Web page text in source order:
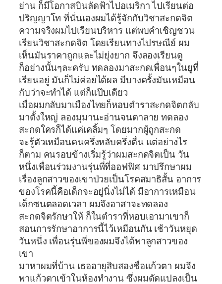
ย่าน ก็มีโอกาสบินลัดฟ้าไปอเมริกา ไปเรียนต่อ
ปริญญาโท ที่นั่นเองผมได้รู้จักกับวิชาสะกดจิต
ความจริงผมไปเรียนบริหาร แต่พบคำเชิญชวน
เรียนวิชาสะกดจิต โดยเรียนทางไปรษณีย์ ผม
เห็นมันราคาถูกและไม่ยุ่งยาก จึงลองเรียนดู
ก็อย่างนั้นๆละครับ ทดลองมาสะกดเพื่อนๆในยูที่
เรียนอยู่ มันก็ไม่ค่อยได้ผล มีบางครั้งมันเหมือน
กับว่าจะทำได้ แต่ก็แป๊บเดียว
เมื่อผมกลับมาเมืองไทยก็หอบตำราสะกดจิตกลับ
มาตั้งใหญ่ ลองมุมานะอ่านจนตาลาย ทดลอง
สะกดใครก็ได้แค่เคลิ้มๆ โดยมากผู้ถูกสะกด
จะรู้ตัวเหมือนคนครึ่งหลับครึ่งตื่น แต่อย่างไร
ก็ตาม คนรอบข้างเริ่มรู้ว่าผมสะกดจิตเป็น วัน
หนึ่งเพื่อนร่วมงานรุ่นพี่ที่ออฟฟิศ มาปรึกษาผม
เรื่องลูกสาวของเขาป่วยเป็นโรคสมาธิสั้น อาการ
ของโรคนี้คือเด็กจะอยู่นิ่งไม่ได้ มีอาการเหมือน
เด็กซนตลอดเวลา ผมจึงอาสาจะทดลอง
สะกดจิตรักษาให้ ก็ในตำราที่หอบเอามาเขาก็
สอนการรักษาอาการนี้ไว้เหมือนกัน เช้าวันหยุด
วันหนึ่ง เพื่อนรุ่นพี่ของผมจึงได้พาลูกสาวของ
เขา
มาหาผมที่บ้าน เธออายุสิบสองชื่อแก้วตา ผมจึง
พาแก้วตาเข้าในห้องทำงาน ซึ่งผมดัดแปลงเป็น